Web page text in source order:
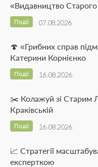
«Видавництво
07.08.2026
Події
🍄 «Грибних справ
Катерини Корнієнко
16.08.2026
Події
✂️ Колажуй зі Старим
Краківській
16.08.2026
Події
📈 Стратегії
експерткою